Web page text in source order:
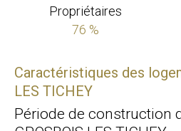
Propriétaires
76 %
Caractéristiques des
LES TICHEY
Période de construction